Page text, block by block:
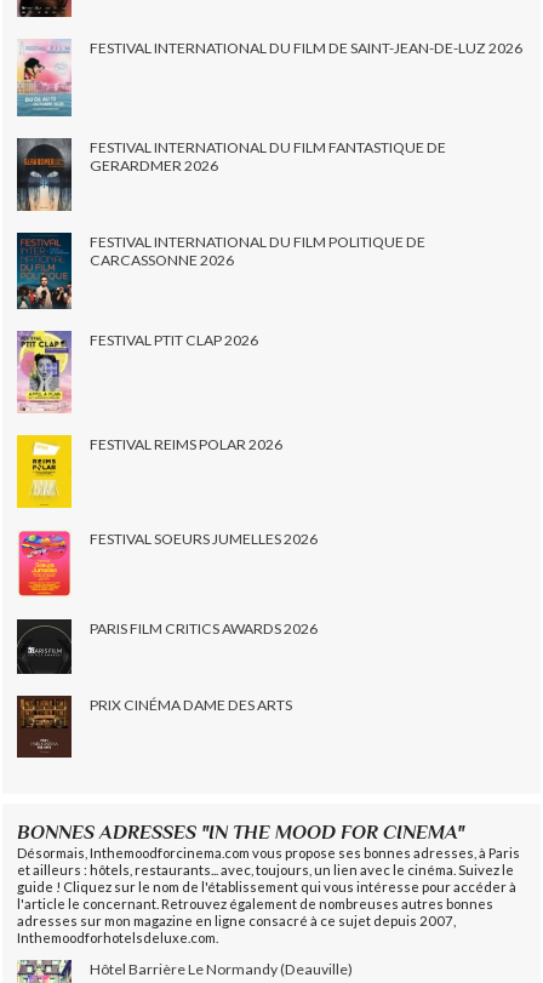
FESTIVAL INTERNATIONAL DU FILM DE SAINT-JEAN-DE-LUZ 2026
FESTIVAL INTERNATIONAL DU FILM FANTASTIQUE DE
GERARDMER 2026
FESTIVAL INTERNATIONAL DU FILM POLITIQUE DE
CARCASSONNE 2026
FESTIVAL PTIT CLAP 2026
FESTIVAL REIMS POLAR 2026
FESTIVAL SOEURS JUMELLES 2026
PARIS FILM CRITICS AWARDS 2026
PRIX CINÉMA DAME DES ARTS
BONNES ADRESSES "IN THE MOOD FOR CINEMA"
Désormais, Inthemoodforcinema.com vous propose ses bonnes adresses, à Paris
et ailleurs : hôtels, restaurants... avec, toujours, un lien avec le cinéma. Suivez le
guide ! Cliquez sur le nom de l'établissement qui vous intéresse pour accéder à
l'article le concernant. Retrouvez également de nombreuses autres bonnes
adresses sur mon magazine en ligne consacré à ce sujet depuis 2007,
Inthemoodforhotelsdeluxe.com.
Hôtel Barrière Le Normandy (Deauville)